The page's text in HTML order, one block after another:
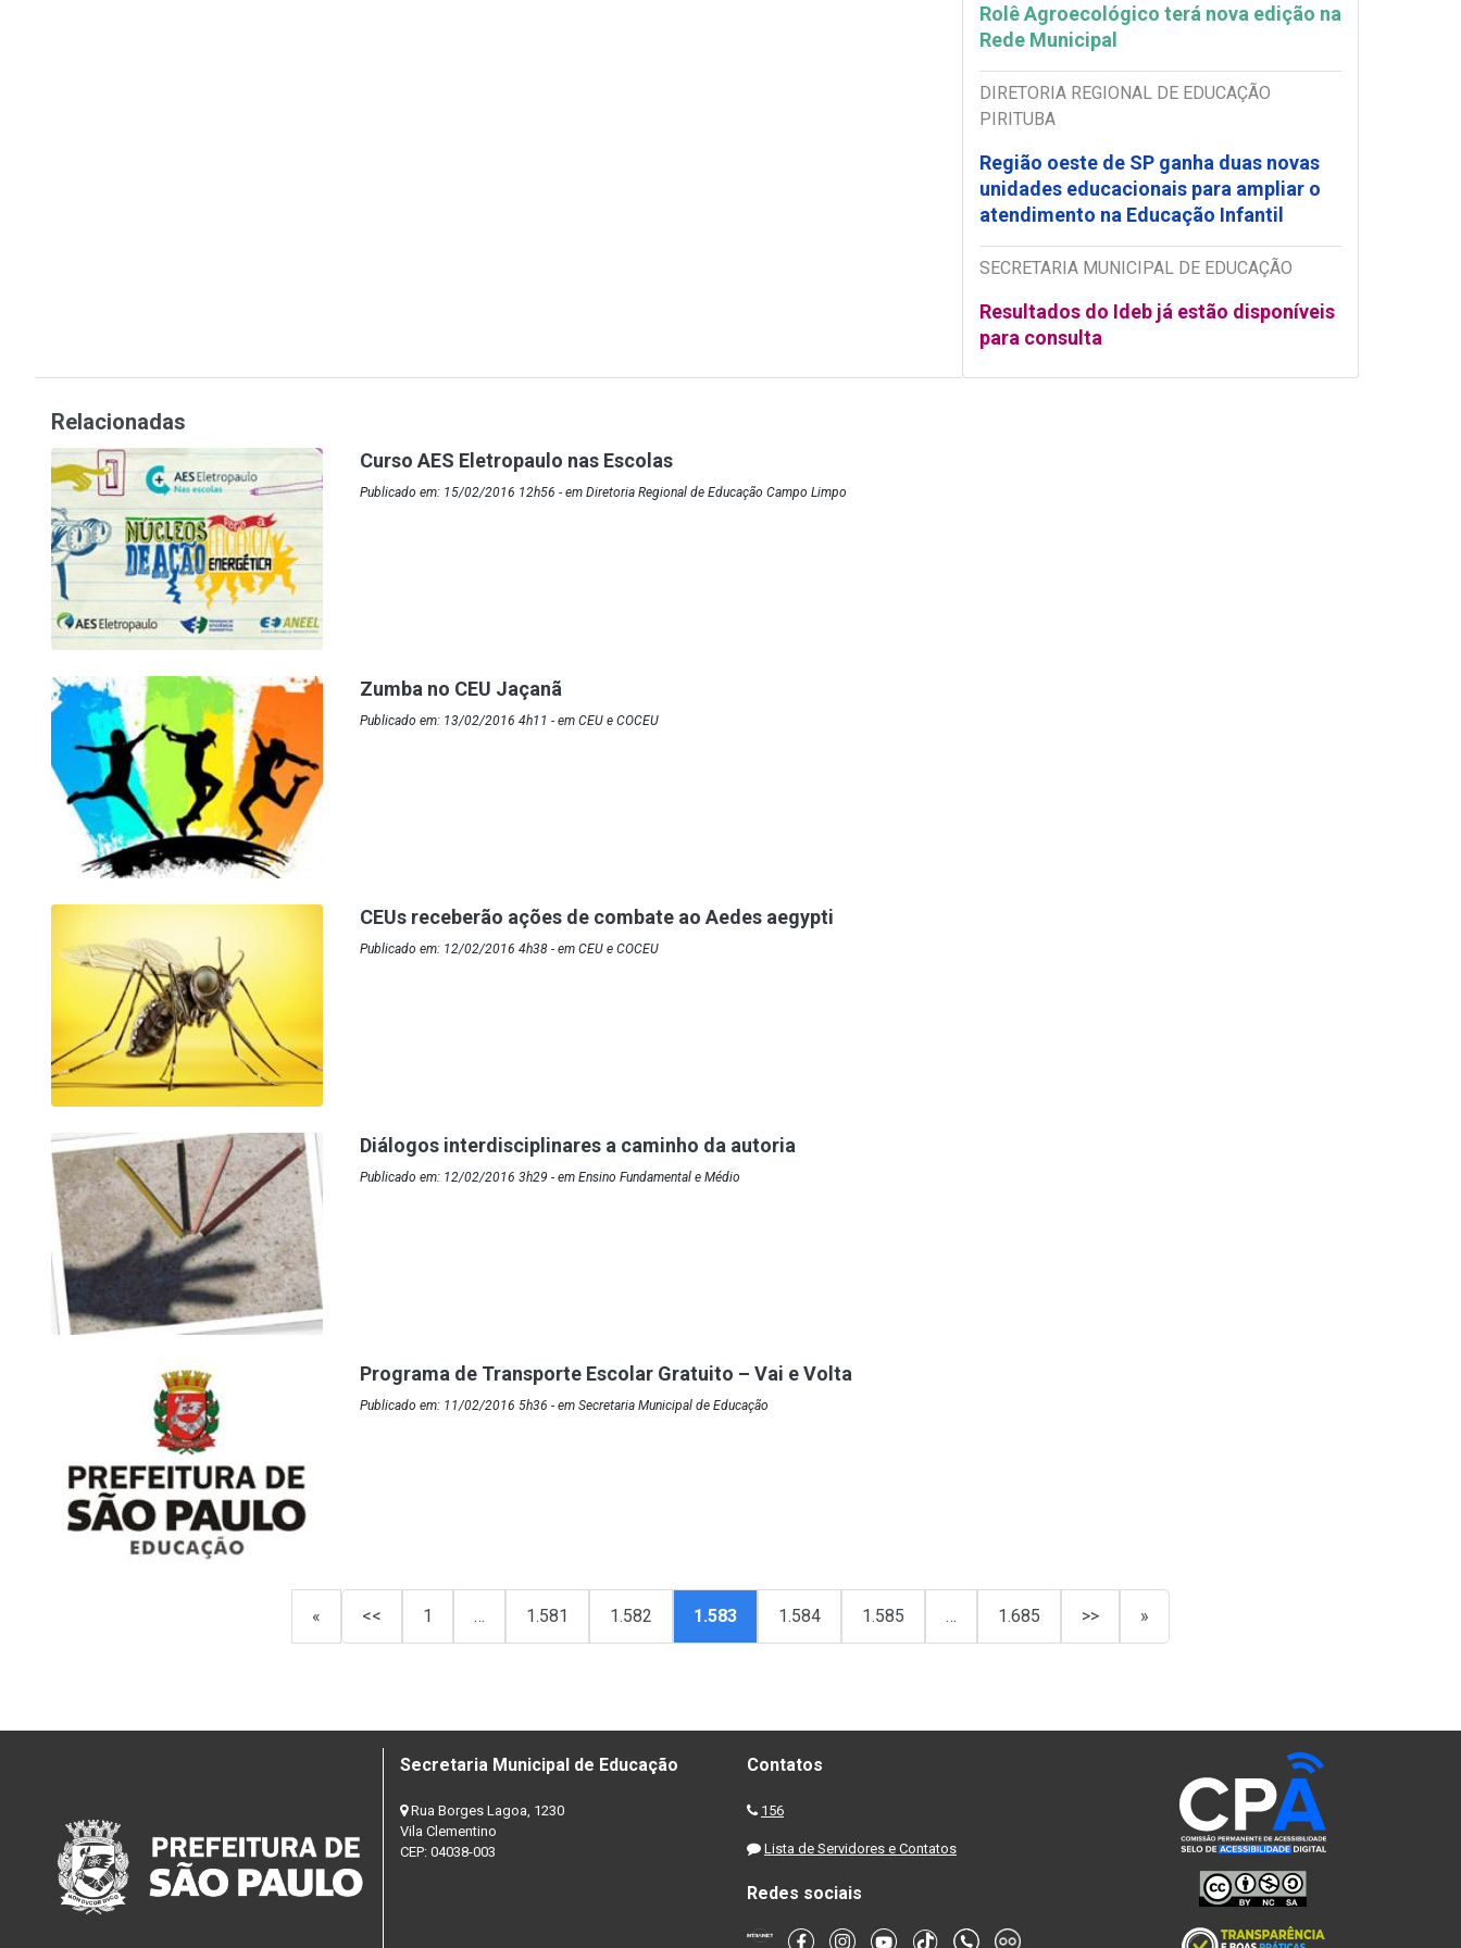
Rolê Agroecológico terá nova edição na
Rede Municipal
DIRETORIA REGIONAL DE EDUCAÇÃO
PIRITUBA
Região oeste de SP ganha duas novas
unidades educacionais para ampliar o
atendimento na Educação Infantil
SECRETARIA MUNICIPAL DE EDUCAÇÃO
Resultados do Ideb já estão disponíveis
para consulta
Relacionadas
Curso AES Eletropaulo nas Escolas
Publicado em: 15/02/2016 12h56 - em Diretoria Regional de Educação Campo Limpo
Zumba no CEU Jaçanã
Publicado em: 13/02/2016 4h11 - em CEU e COCEU
CEUs receberão ações de combate ao Aedes aegypti
Publicado em: 12/02/2016 4h38 - em CEU e COCEU
Diálogos interdisciplinares a caminho da autoria
Publicado em: 12/02/2016 3h29 - em Ensino Fundamental e Médio
Programa de Transporte Escolar Gratuito – Vai e Volta
Publicado em: 11/02/2016 5h36 - em Secretaria Municipal de Educação
« << 1 … 1.581 1.582 1.583 1.584 1.585 … 1.685 >> »
Secretaria Municipal de Educação
Rua Borges Lagoa, 1230
Vila Clementino
CEP: 04038-003
Contatos
156
Lista de Servidores e Contatos
Redes sociais